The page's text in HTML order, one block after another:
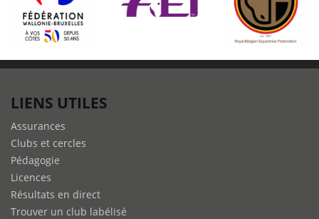
LIENS UTILES
Assurances
Clubs et cercles
Pédagogie
Licences
Résultats en direct
Trouver un club labélisé